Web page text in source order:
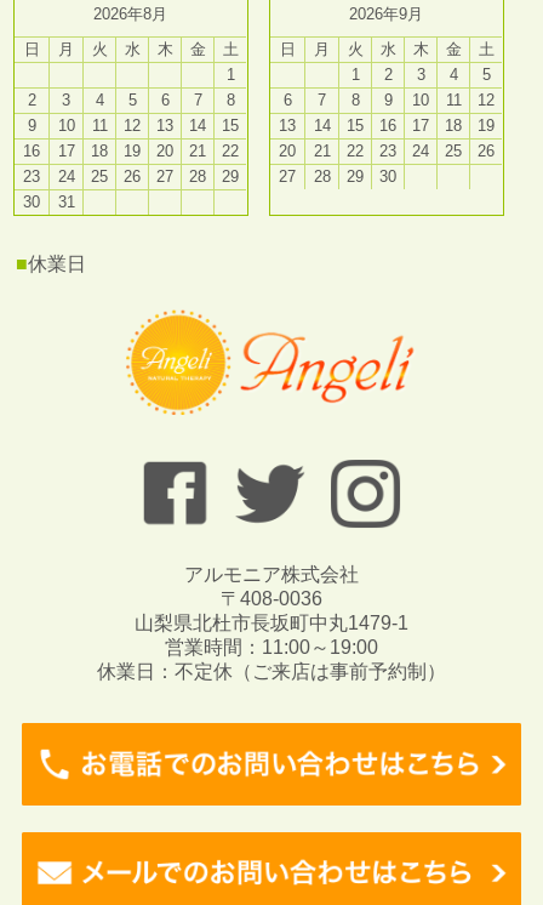
2026年8月
日
月 火 水 木 金
土
1
2
3 4 5 6 7
8
9
10 11 12 13 14
15
16
17 18 19 20 21
22
23
24 25 26 27 28
29
30
31
2026年9月
日
月 火 水 木 金
土
1
2 3 4
5
6
7 8 9 10 11
12
13
14 15 16 17 18
19
20
21 22 23 24 25
26
27
28 29 30
■休業日
アルモニア株式会社
〒408-0036
山梨県北杜市長坂町中丸1479-1
営業時間：11:00～19:00
休業日：不定休（ご来店は事前予約制）